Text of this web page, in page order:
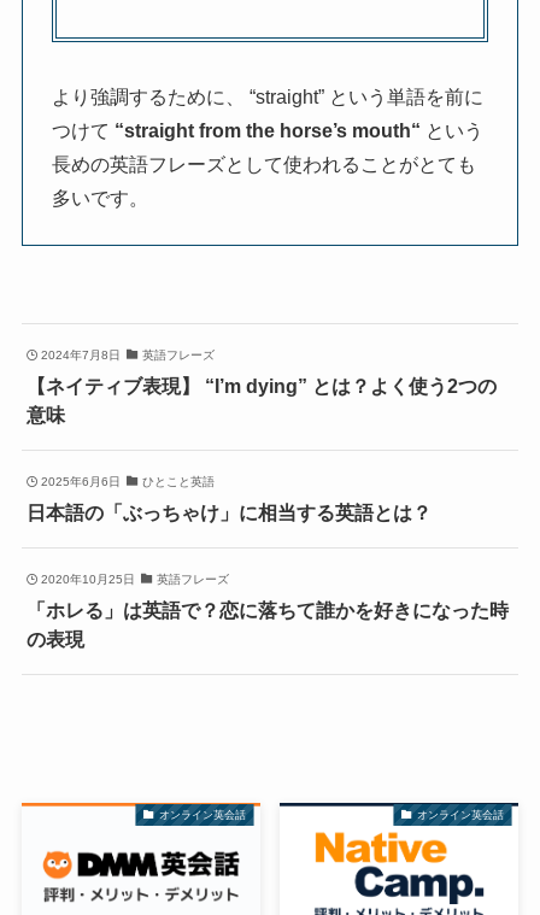
より強調するために、 “straight” という単語を前に
つけて “straight from the horse’s mouth“ という
長めの英語フレーズとして使われることがとても
多いです。
2024年7月8日 英語フレーズ
【ネイティブ表現】 “I’m dying” とは？よく使う2つの
意味
2025年6月6日 ひとこと英語
日本語の「ぶっちゃけ」に相当する英語とは？
2020年10月25日 英語フレーズ
「ホレる」は英語で？恋に落ちて誰かを好きになった時
の表現
オンライン英会話 オンライン英会話